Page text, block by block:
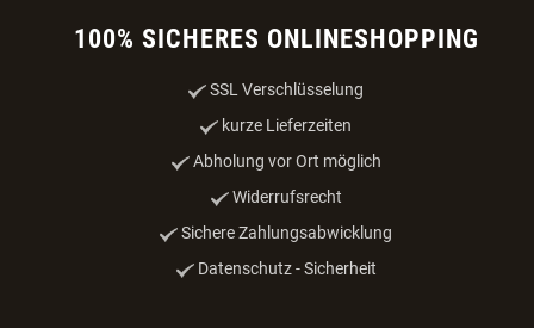
100% SICHERES ONLINESHOPPING
SSL Verschlüsselung
kurze Lieferzeiten
Abholung vor Ort möglich
Widerrufsrecht
Sichere Zahlungsabwicklung
Datenschutz - Sicherheit